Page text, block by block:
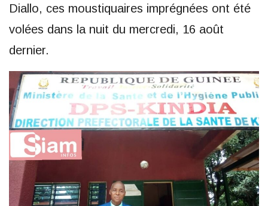
Diallo, ces moustiquaires imprégnées ont été
volées dans la nuit du mercredi, 16 août
dernier.